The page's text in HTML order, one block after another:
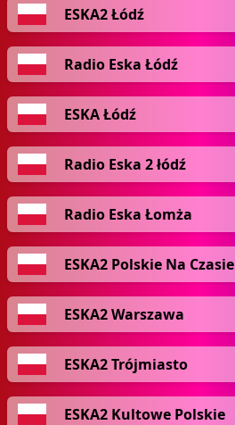
ESKA2 Łódź
Radio Eska Łódź
ESKA Łódź
Radio Eska 2 łódź
Radio Eska Łomża
ESKA2 Polskie Na Czasie
ESKA2 Warszawa
ESKA2 Trójmiasto
ESKA2 Kultowe Polskie